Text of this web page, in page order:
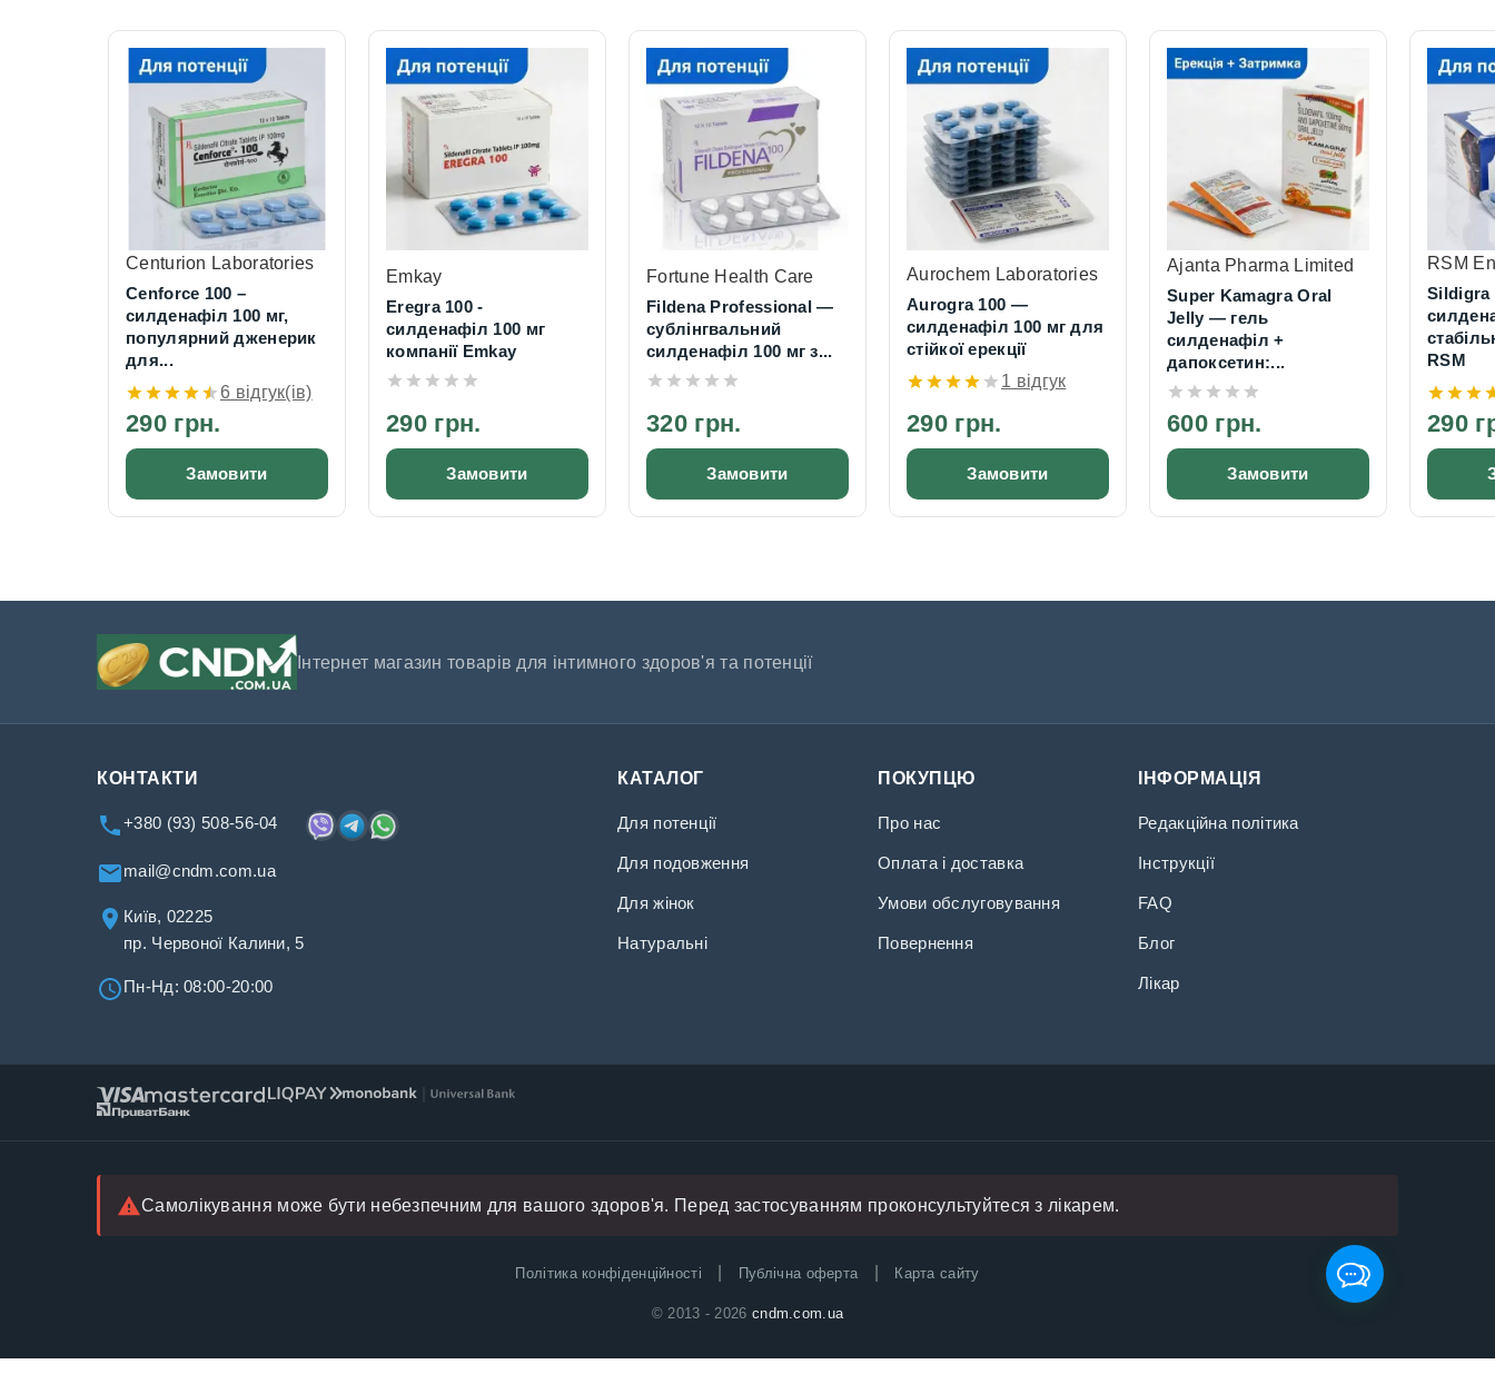
Centurion Laboratories
Cenforce 100 –
силденафіл 100 мг,
популярний дженерик
для...
6 відгук(ів)
290 грн.
Замовити
Emkay
Eregra 100 -
силденафіл 100 мг
компанії Emkay
290 грн.
Замовити
Fortune Health Care
Fildena Professional —
сублінгвальний
силденафіл 100 мг з...
320 грн.
Замовити
Aurochem Laboratories
Aurogra 100 —
силденафіл 100 мг для
стійкої ерекції
1 відгук
290 грн.
Замовити
Ajanta Pharma Limited
Super Kamagra Oral
Jelly — гель
силденафіл +
дапоксетин:...
600 грн.
Замовити
RSM
Sildigra
RSM
290
Інтернет магазин товарів для інтимного здоров'я та потенції
КОНТАКТИ
+380 (93) 508-56-04
mail@cndm.com.ua
Київ, 02225
пр. Червоної Калини, 5
Пн-Нд: 08:00-20:00
КАТАЛОГ
Для потенції
Для подовження
Для жінок
Натуральні
ПОКУПЦЮ
Про нас
Оплата і доставка
Умови обслуговування
Повернення
ІНФОРМАЦІЯ
Редакційна політика
Інструкції
FAQ
Блог
Лікар
Самолікування може бути небезпечним для вашого здоров'я. Перед застосуванням проконсультуйтеся з лікарем.
Політика конфіденційності Публічна оферта Карта сайту
© 2013 - 2026 cndm.com.ua